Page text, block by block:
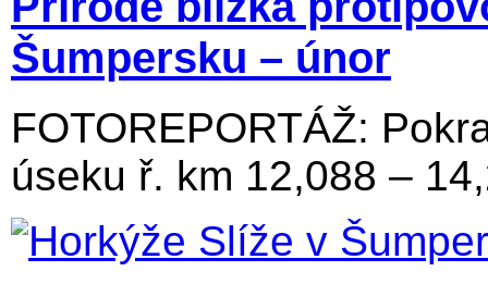
Šumpersku – únor
FOTOREPORTÁŽ:
úseku ř. km 12,088 –